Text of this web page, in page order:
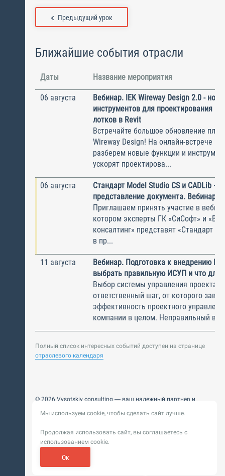
Предыдущий урок
Ближайшие события отрасли
Даты Название мероприятия
06 августа
Вебинар. IEK Wireway Design 2.0 -
инструментов для проектирования
лотков в Revit
Встречайте большое обновление
Wireway Design! На онлайн-встрече
разберем новые функции и
ускорят проектирова...
06 августа
Стандарт Model Studio CS и CADLib —
представление документа. Вебинар
Приглашаем принять участие в
котором эксперты ГК «СиСофт» и
консалтинг» представят «Стандарт
в пр...
11 августа
Вебинар. Подготовка к внедрению
выбрать правильную ИСУП и что для
Выбор системы управления
ответственный шаг, от которого
эффективность проектного
компании в целом. Неправильный
Полный список интересных событий доступен на странице
отраслевого календаря
© 2026 Vysotskiy consulting — ваш надежный партнер и
Цифровизация, BIM, ИИ. Внедряем и оптимизируем
Пользовательское
соглашение
Политика обработки персональных
данных
Разработка сайта —
Мы используем cookie, чтобы сделать сайт лучше.
Продолжая использовать сайт, вы соглашаетесь с
использованием cookie.
Ок